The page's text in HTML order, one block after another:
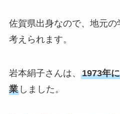
佐賀県出身なので、地元の
考えられます。
岩本絹子さんは、 1973年
業しました。